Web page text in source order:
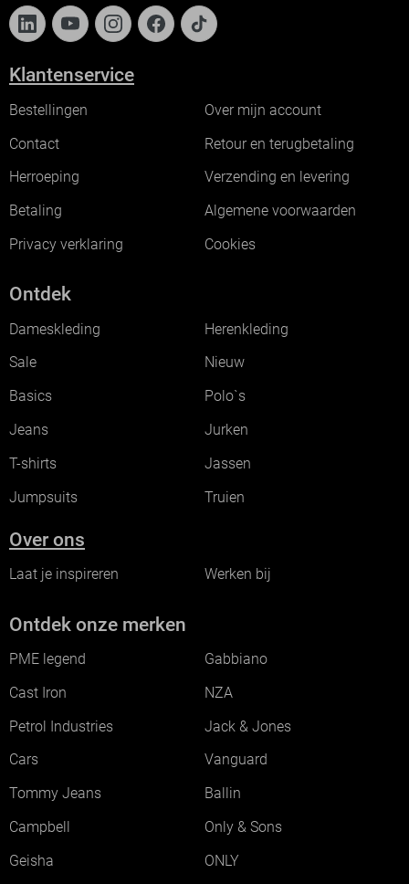
Klantenservice
Bestellingen
Over mijn account
Contact
Retour en terugbetaling
Herroeping
Verzending en levering
Betaling
Algemene voorwaarden
Privacy verklaring
Cookies
Ontdek
Dameskleding
Herenkleding
Sale
Nieuw
Basics
Polo`s
Jeans
Jurken
T-shirts
Jassen
Jumpsuits
Truien
Over ons
Laat je inspireren Werken bij
Ontdek onze merken
PME legend
Gabbiano
Cast Iron
NZA
Petrol Industries
Jack & Jones
Cars
Vanguard
Tommy Jeans
Ballin
Campbell
Only & Sons
Geisha
ONLY